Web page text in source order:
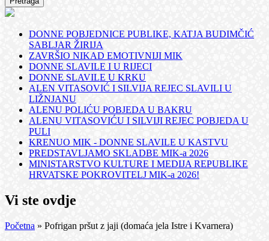
DONNE POBJEDNICE PUBLIKE, KATJA BUDIMČIĆ
SABLJAR ŽIRIJA
ZAVRŠIO NIKAD EMOTIVNIJI MIK
DONNE SLAVILE I U RIJECI
DONNE SLAVILE U KRKU
ALEN VITASOVIĆ I SILVIJA REJEC SLAVILI U
LIŽNJANU
ALENU POLIĆU POBJEDA U BAKRU
ALENU VITASOVIĆU I SILVIJI REJEC POBJEDA U
PULI
KRENUO MIK - DONNE SLAVILE U KASTVU
PREDSTAVLJAMO SKLADBE MIK-a 2026
MINISTARSTVO KULTURE I MEDIJA REPUBLIKE
HRVATSKE POKROVITELJ MIK-a 2026!
Vi ste ovdje
Početna » Pofrigan pršut z jaji (domaća jela Istre i Kvarnera)